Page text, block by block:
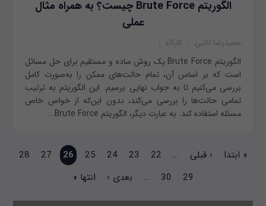
الگوریتم Brute Force چیست؟ به همراه مثال
عملی
حمیدرضا تائبی کارگاه
الگوریتم Brute Force یک روش ساده و مستقیم برای حل مسائل
است که بر اساس آن، تمام حالت‌های ممکن را به‌صورت کامل
بررسی می‌کنیم تا به جواب نهایی برسیم. این الگوریتم به ترتیب
تمامی حالت‌ها را بررسی می‌کند، بدون این‌که از خواص خاص
مسئله استفاده کند. به عبارت دیگر، الگوریتم Brute Force...
صفحه‌ها
« ابتدا ‹ قبلی …
22
23
24
25
26
27
28
29
30
… بعدی › انتها »